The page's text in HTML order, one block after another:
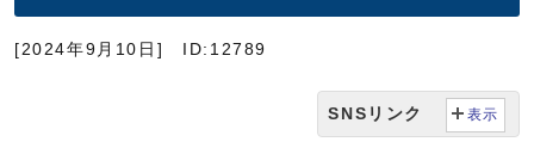
[2024年9月10日] ID:12789
SNSリンク 表示